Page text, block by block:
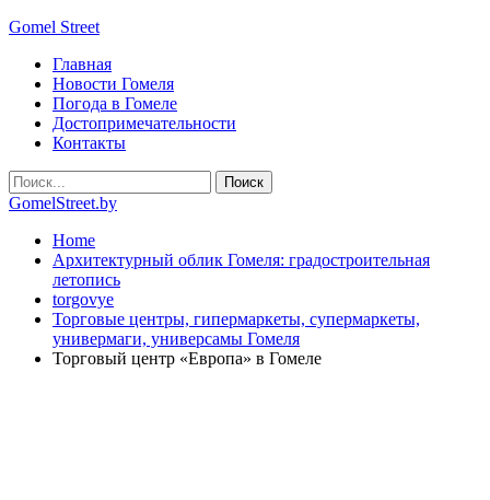
Gomel Street
Главная
Новости Гомеля
Погода в Гомеле
Достопримечательности
Контакты
GomelStreet.by
Home
Архитектурный облик Гомеля: градостроительная
летопись
torgovye
Торговые центры, гипермаркеты, супермаркеты,
универмаги, универсамы Гомеля
Торговый центр «Европа» в Гомеле